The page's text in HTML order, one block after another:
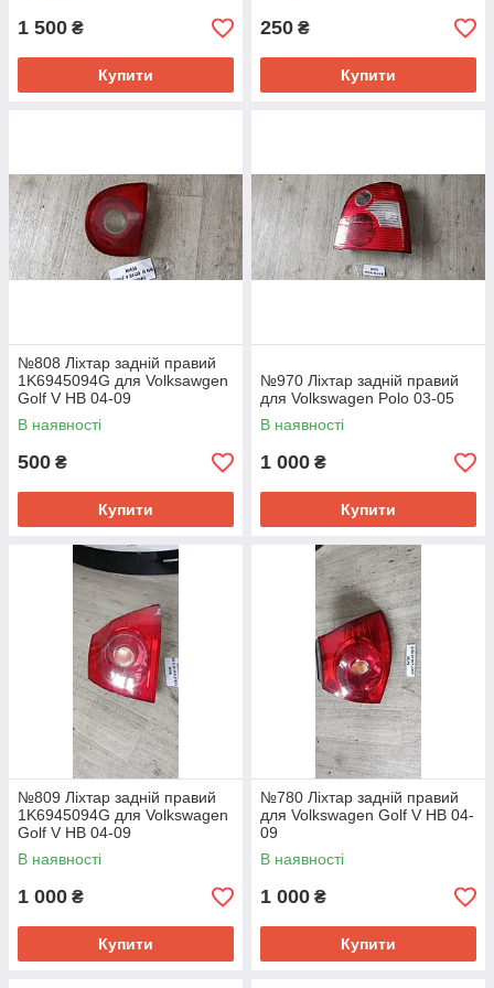
1 500 ₴
Купити
250 ₴
Купити
№808 Ліхтар задній правий
1K6945094G для Volksawgen
Golf V HB 04-09
В наявності
500 ₴
Купити
№970 Ліхтар задній правий
для Volkswagen Polo 03-05
В наявності
1 000 ₴
Купити
№809 Ліхтар задній правий
1K6945094G для Volkswagen
Golf V HB 04-09
В наявності
1 000 ₴
Купити
№780 Ліхтар задній правий
для Volkswagen Golf V HB 04-
09
В наявності
1 000 ₴
Купити